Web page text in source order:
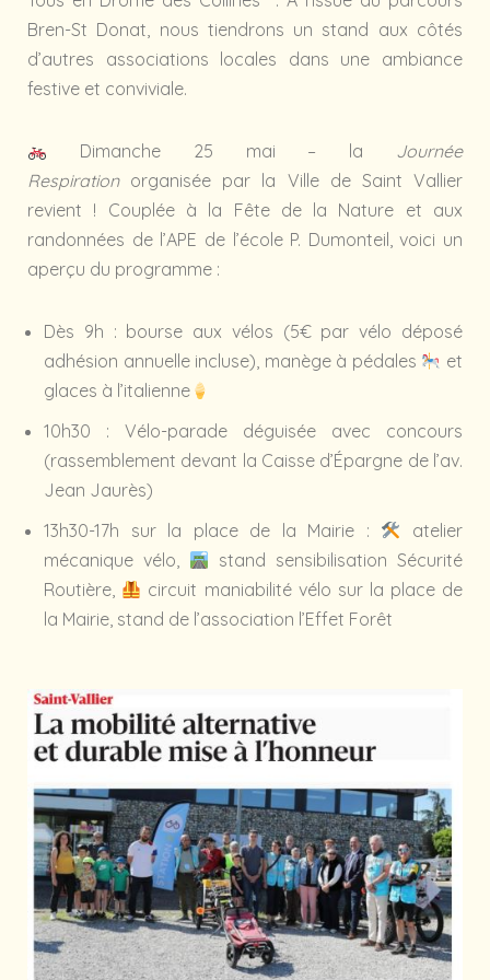
Bren-St Donat, nous tiendrons un stand aux côtés
d’autres associations locales dans une ambiance
festive et conviviale.
Dimanche 25 mai – la Journée
Respirationorganisée par la Ville de Saint Vallier
revient ! Couplée à la Fête de la Nature et aux
randonnées de l’APE de l’école P. Dumonteil, voici un
aperçu du programme :
Dès 9h : bourse aux vélos (5€ par vélo déposé
adhésion annuelle incluse), manège à pédales
et
glaces à l’italienne
10h30 : Vélo-parade déguisée avec concours
(rassemblement devant la Caisse d’Épargne de l’av.
Jean Jaurès)
13h30-17h sur la place de la Mairie :
atelier
mécanique vélo,
stand sensibilisation Sécurité
Routière,
circuit maniabilité vélo sur la place de
la Mairie, stand de l’association l’Effet Forêt